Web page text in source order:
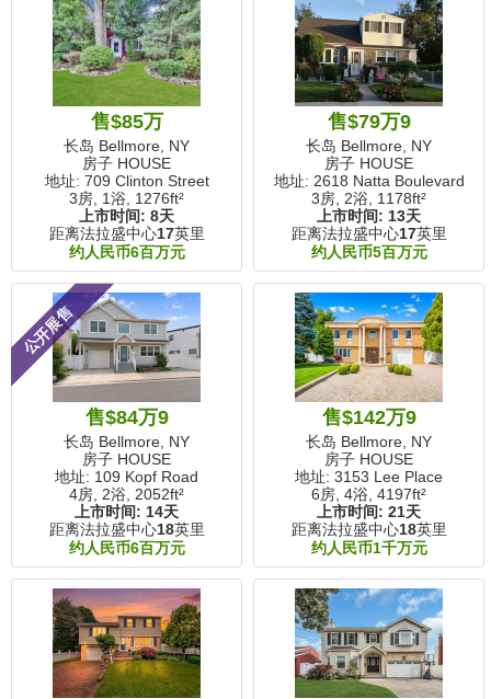
售$85万
长岛 Bellmore, NY
房子 HOUSE
地址: 709 Clinton Street
3房, 1浴, 1276ft²
上市时间: 8天
距离法拉盛中心17英里
约人民币6百万元
售$79万9
长岛 Bellmore, NY
房子 HOUSE
地址: 2618 Natta Boulevard
3房, 2浴, 1178ft²
上市时间: 13天
距离法拉盛中心17英里
约人民币5百万元
公开展售
售$84万9
长岛 Bellmore, NY
房子 HOUSE
地址: 109 Kopf Road
4房, 2浴, 2052ft²
上市时间: 14天
距离法拉盛中心18英里
约人民币6百万元
售$142万9
长岛 Bellmore, NY
房子 HOUSE
地址: 3153 Lee Place
6房, 4浴, 4197ft²
上市时间: 21天
距离法拉盛中心18英里
约人民币1千万元